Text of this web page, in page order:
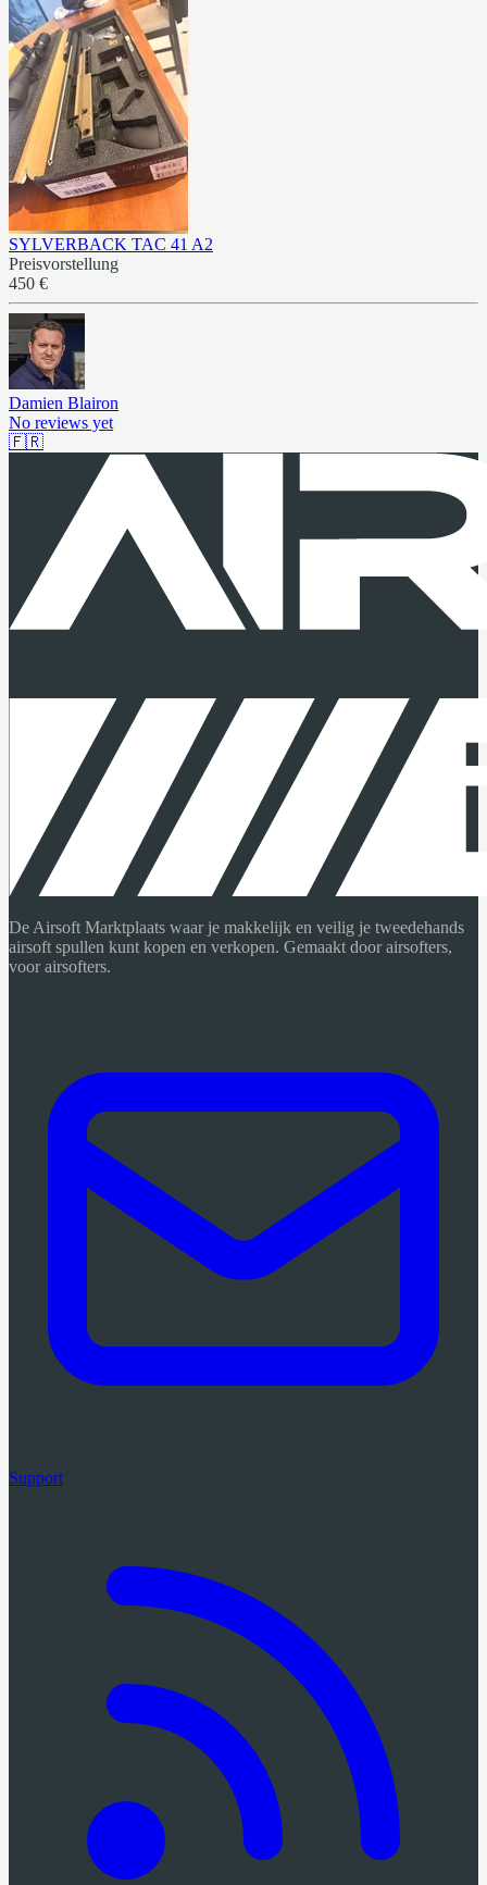
SYLVERBACK TAC 41 A2
Preisvorstellung
450 €
Damien Blairon
No reviews yet
🇫🇷
De Airsoft Marktplaats waar je makkelijk en veilig je tweedehands
airsoft spullen kunt kopen en verkopen. Gemaakt door airsofters,
voor airsofters.
Support